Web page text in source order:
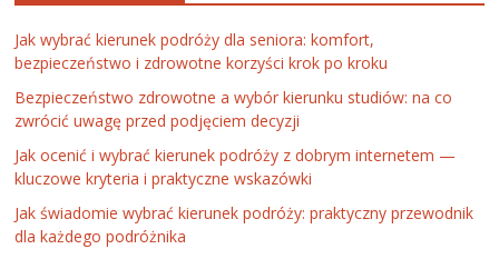
Jak wybrać kierunek podróży dla seniora: komfort,
bezpieczeństwo i zdrowotne korzyści krok po kroku
Bezpieczeństwo zdrowotne a wybór kierunku studiów: na co
zwrócić uwagę przed podjęciem decyzji
Jak ocenić i wybrać kierunek podróży z dobrym internetem —
kluczowe kryteria i praktyczne wskazówki
Jak świadomie wybrać kierunek podróży: praktyczny przewodnik
dla każdego podróżnika